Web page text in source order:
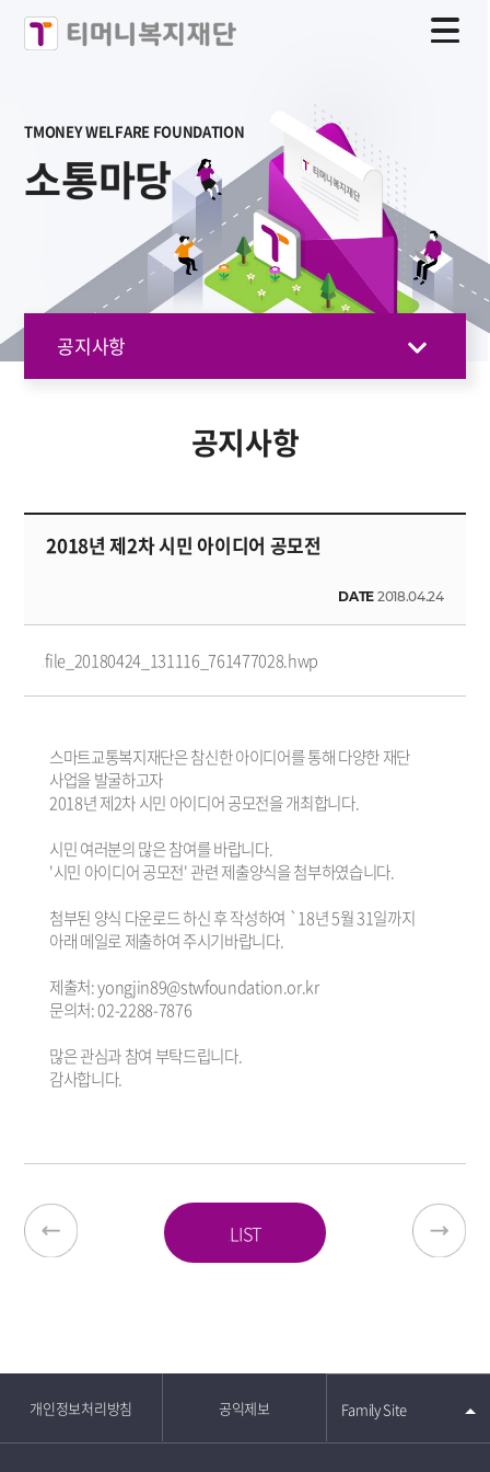
TMONEY WELFARE FOUNDATION
소통마당
공지사항
공지사항
2018년 제2차 시민 아이디어 공모전
DATE 2018.04.24
file_20180424_131116_761477028.hwp
스마트교통복지재단은 참신한 아이디어를 통해 다양한 재단
사업을 발굴하고자
2018년 제2차 시민 아이디어 공모전을 개최합니다.
시민 여러분의 많은 참여를 바랍니다.
'시민 아이디어 공모전' 관련 제출양식을 첨부하였습니다.
첨부된 양식 다운로드 하신 후 작성하여 `18년 5월 31일까지
아래 메일로 제출하여 주시기바랍니다.
제출처: yongjin89@stwfoundation.or.kr
문의처: 02-2288-7876
많은 관심과 참여 부탁드립니다.
감사합니다.
LIST
개인정보처리방침 공익제보 Family Site